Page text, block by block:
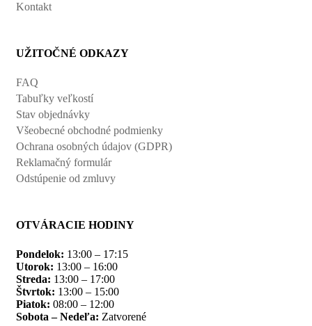
Kontakt
UŽITOČNÉ ODKAZY
FAQ
Tabuľky veľkostí
Stav objednávky
Všeobecné obchodné podmienky
Ochrana osobných údajov (GDPR)
Reklamačný formulár
Odstúpenie od zmluvy
OTVÁRACIE HODINY
Pondelok: 13:00 – 17:15
Utorok: 13:00 – 16:00
Streda: 13:00 – 17:00
Štvrtok: 13:00 – 15:00
Piatok: 08:00 – 12:00
Sobota – Nedeľa: Zatvorené